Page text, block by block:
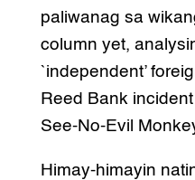
paliwanag sa
column yet,
`independent’
Reed Bank
See-No-Evil
Himay-himayin